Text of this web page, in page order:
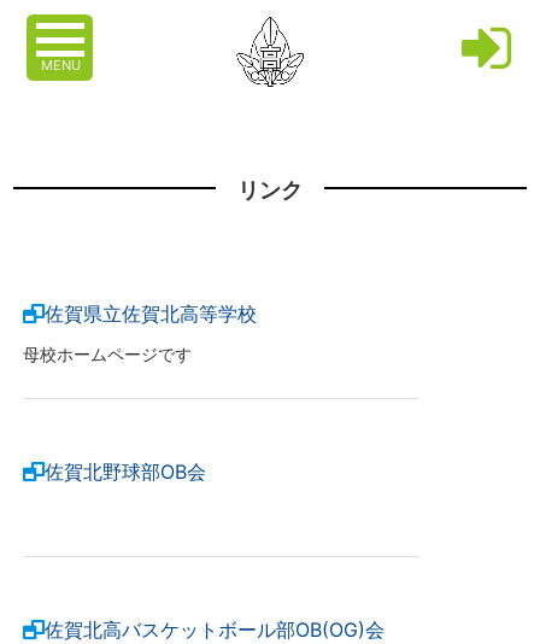
MENU
リンク
佐賀県立佐賀北高等学校
母校ホームページです
佐賀北野球部OB会
佐賀北高バスケットボール部OB(OG)会